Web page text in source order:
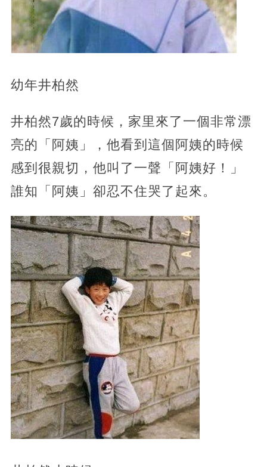
幼年井柏然
井柏然7歲的時候，家里來了一個非常漂
亮的「阿姨」，他看到這個阿姨的時候
感到很親切，他叫了一聲「阿姨好！」
誰知「阿姨」卻忍不住哭了起來。